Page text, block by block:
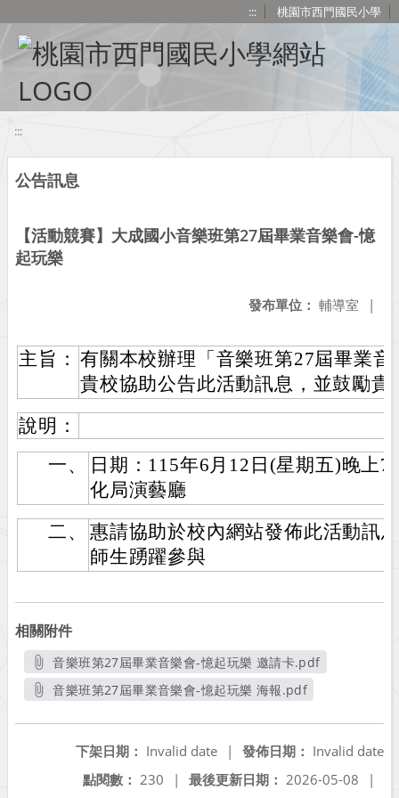
::: 桃園市西門國民小學
:::
公告訊息
【活動競賽】大成國小音樂班第27屆畢業音樂會-憶
起玩樂
發布單位： 輔導室 |
主旨： 有關本校辦理「音樂班第27屆畢業
貴校協助公告此活動訊息，並鼓勵貴
說明：
一、
日期：115年6月12日(星期五)晚上
化局演藝廳
二、
惠請協助於校內網站發佈此活動訊
師生踴躍參與
相關附件
音樂班第27屆畢業音樂會-憶起玩樂 邀請卡.pdf
另開新視窗
音樂班第27屆畢業音樂會-憶起玩樂 海報.pdf
發佈日期： Invalid date
下架日期： Invalid date
|
最後更新日期： 2026-05-08 |
點閱數： 230 |